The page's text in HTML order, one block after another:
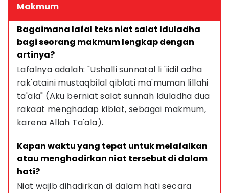
Makmum
Bagaimana lafal teks niat salat Iduladha
bagi seorang makmum lengkap dengan
artinya?
Lafalnya adalah: "Ushalli sunnatal li 'iidil adha
rak'ataini mustaqbilal qiblati ma'muman lillahi
ta'ala" (Aku berniat salat sunnah Iduladha dua
rakaat menghadap kiblat, sebagai makmum,
karena Allah Ta'ala).
Kapan waktu yang tepat untuk melafalkan
atau menghadirkan niat tersebut di dalam
hati?
Niat wajib dihadirkan di dalam hati secara